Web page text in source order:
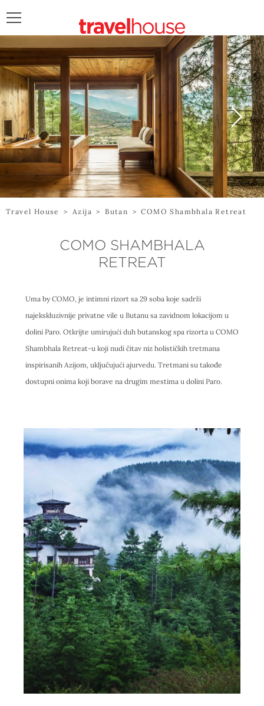
POŠALJITE UPIT
Travel House > Azija > Butan > COMO Shambhala Retreat
COMO SHAMBHALA
RETREAT
Uma by COMO, je intimni rizort sa 29 soba koje sadrži
najekskluzivnije privatne vile u Butanu sa zavidnom lokacijom u
dolini Paro. Otkrijte umirujući duh butanskog spa rizorta u COMO
Shambhala Retreat-u koji nudi čitav niz holističkih tretmana
inspirisanih Azijom, uključujući ajurvedu. Tretmani su takođe
dostupni onima koji borave na drugim mestima u dolini Paro.